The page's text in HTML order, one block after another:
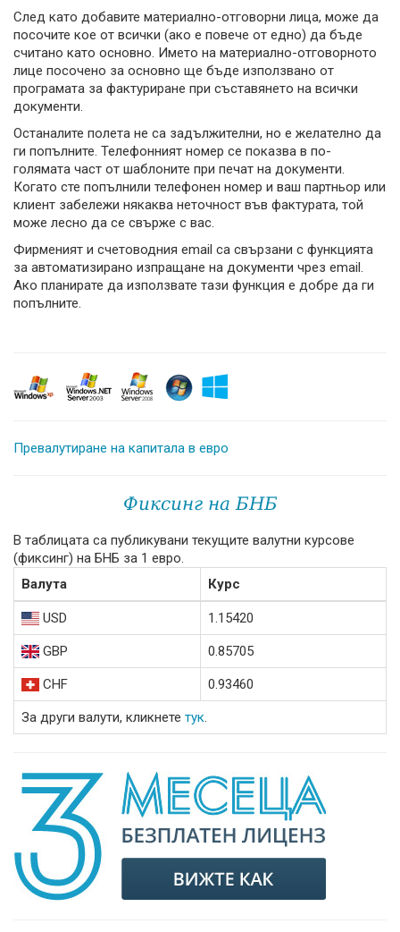
След като добавите материално-отговорни лица, може да
посочите кое от всички (ако е повече от едно) да бъде
считано като основно. Името на материално-отговорното
лице посочено за основно ще бъде използвано от
програмата за фактуриране при съставянето на всички
документи.
Останалите полета не са задължителни, но е желателно да
ги попълните. Телефонният номер се показва в по-
голямата част от шаблоните при печат на документи.
Когато сте попълнили телефонен номер и ваш партньор или
клиент забележи някаква неточност във фактурата, той
може лесно да се свърже с вас.
Фирменият и счетоводния email са свързани с функцията
за автоматизирано изпращане на документи чрез email.
Ако планирате да използвате тази функция е добре да ги
попълните.
Превалутиране на капитала в евро
Фиксинг на БНБ
В таблицата са публикувани текущите валутни курсове
(фиксинг) на БНБ за 1 евро.
Валута
Курс
USD 1.15420
GBP 0.85705
CHF 0.93460
За други валути, кликнете тук.